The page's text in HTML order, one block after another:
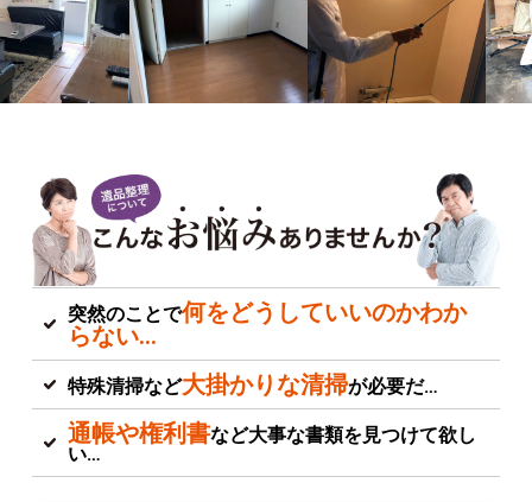
突然のことで何をどうしていいのかわか
らない…
特殊清掃など大掛かりな清掃が必要だ…
通帳や権利書など大事な書類を見つけて欲し
い…